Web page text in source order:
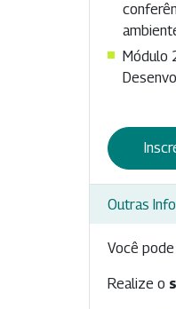
Módulo
Outras
Você
Realize o